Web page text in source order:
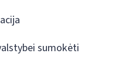
sumokėti